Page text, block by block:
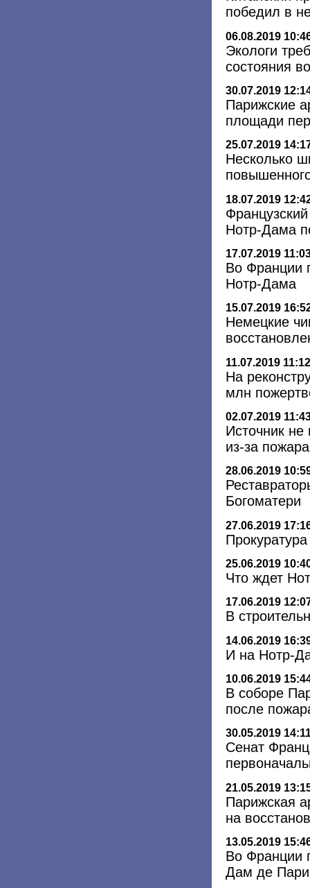
победил в
06.08.2019
Экологи
состояния
30.07.2019
Парижские
площади
25.07.2019
Несколько
18.07.2019
Нотр-Дама
17.07.2019
Во Франции
Нотр-Дама
15.07.2019
Немецкие
11.07.2019 11:12
На
млн
02.07.2019
Источник
из-за
28.06.2019
Богоматери
27.06.2019
25.06.2019
Что ждет
17.06.2019
В
14.06.2019
И на Нотр-
10.06.2019
В соборе
после
30.05.2019
Сенат
21.05.2019
Парижская
на
13.05.2019
Во Франции
Дам де Пари